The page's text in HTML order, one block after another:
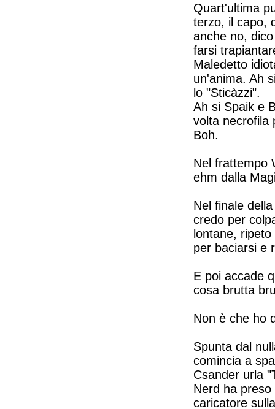
Quart'ultima
terzo, il capo,
anche no,
farsi
Maledetto
un'anima. Ah
lo "Sticàzzi".
Ah si Spaik e
volta necrofila
Boh.
Nel frattempo
ehm dalla
Nel finale
credo per
lontane,
per baciarsi e
E poi accade
cosa brutta
Non è che ho
Spunta dal
comincia a
Csander urla
Nerd ha
caricatore